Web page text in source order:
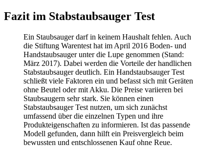
Fazit im Stabstaubsauger Test
Ein Staubsauger darf in keinem Haushalt fehlen. Auch
die Stiftung Warentest hat im April 2016 Boden- und
Handstaubsauger unter die Lupe genommen (Stand:
März 2017). Dabei werden die Vorteile der handlichen
Stabstaubsauger deutlich. Ein Handstaubsauger Test
schließt viele Faktoren ein und befasst sich mit Geräten
ohne Beutel oder mit Akku. Die Preise variieren bei
Staubsaugern sehr stark. Sie können einen
Stabstaubsauger Test nutzen, um sich zunächst
umfassend über die einzelnen Typen und ihre
Produkteigenschaften zu informieren. Ist das passende
Modell gefunden, dann hilft ein Preisvergleich beim
bewussten und entschlossenen Kauf ohne Reue.